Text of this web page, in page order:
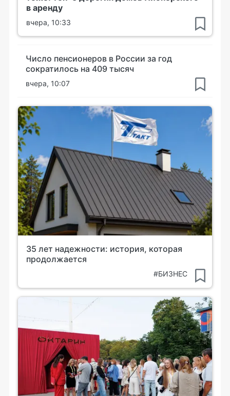
в аренду
вчера, 10:33
Число пенсионеров в России за год
сократилось на 409 тысяч
вчера, 10:07
35 лет надежности: история, которая
продолжается
#БИЗНЕС